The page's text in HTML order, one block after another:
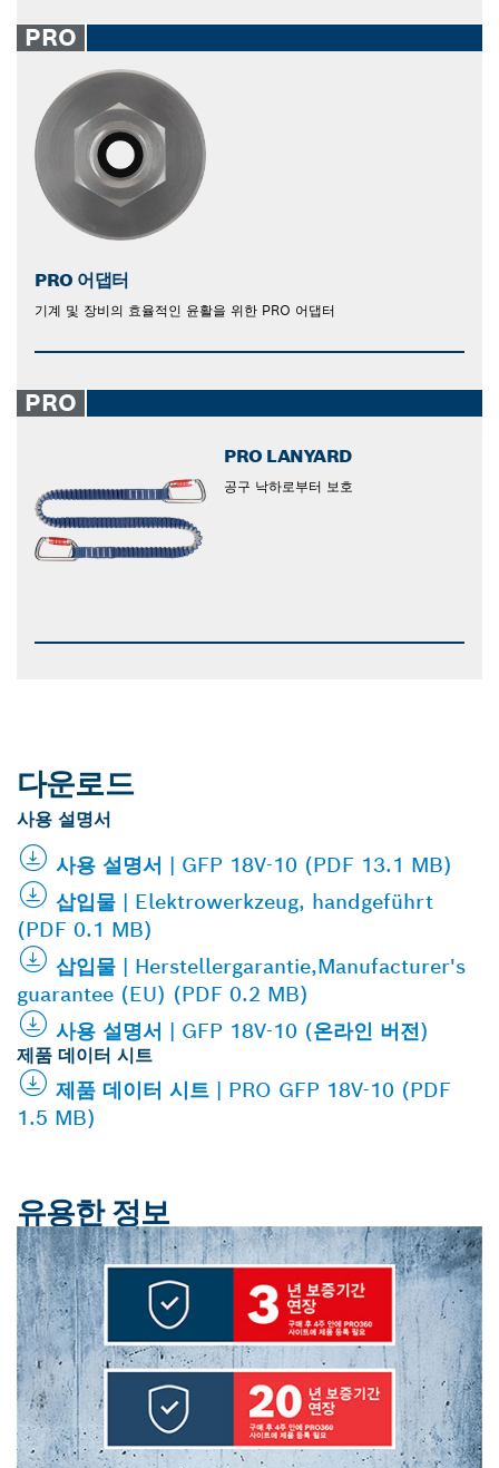
PRO
PRO 어댑터
기계 및 장비의 효율적인 윤활을 위한 PRO 어댑터
PRO
PRO LANYARD
공구 낙하로부터 보호
다운로드
사용 설명서
사용 설명서 | GFP 18V-10 (PDF 13.1 MB)
삽입물 | Elektrowerkzeug, handgeführt
(PDF 0.1 MB)
삽입물 | Herstellergarantie,Manufacturer's
guarantee (EU) (PDF 0.2 MB)
사용 설명서 | GFP 18V-10 (온라인 버전)
제품 데이터 시트
제품 데이터 시트 | PRO GFP 18V-10 (PDF
1.5 MB)
유용한 정보